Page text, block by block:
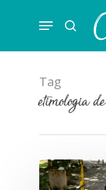
content
Menu
Tag
etimologia